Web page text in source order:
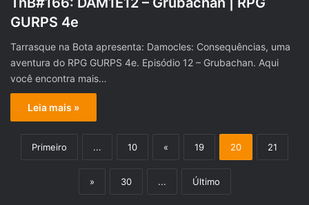
GURPS 4e
Tarrasque na Bota apresenta: Damocles: Consequências, uma
aventura do RPG GURPS 4e. Episódio 12 – Grubachan. Aqui
você encontra mais…
Leia mais »
Primeiro ... 10 « 19 20 21
» 30 ... Último